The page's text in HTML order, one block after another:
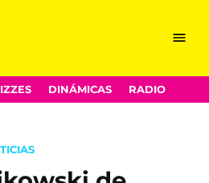
Menu
DINÁMICAS RADIO